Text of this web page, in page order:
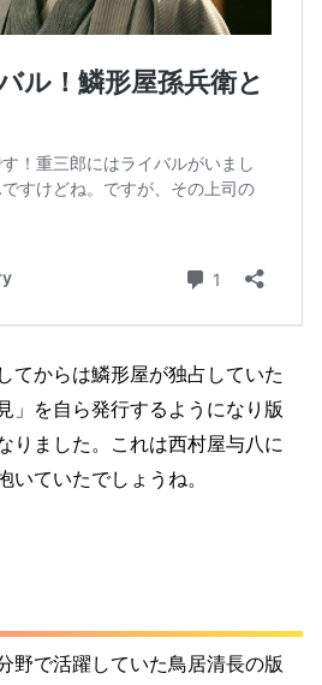
てからは鱗形屋が独占していた
」を自ら発行するようになり版
りました。これは西村屋与八に
いていたでしょうね。
野で活躍していた鳥居清長の版